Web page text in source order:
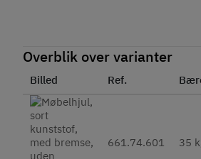
Overblik over varianter
Billed Ref.
661.74.601 35